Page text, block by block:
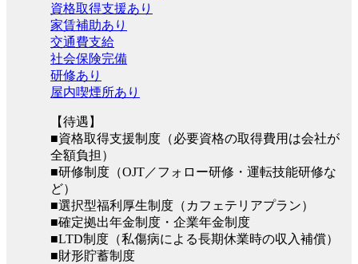
資格取得支援あり
家賃補助あり
交通費支給
社会保険完備
研修あり
屋内喫煙所あり
【待遇】
■資格取得支援制度（必要資格の取得費用は会社が
全額負担）
■研修制度（OJT／フォロー研修・運転技能研修な
ど）
■選択型福利厚生制度（カフェテリアプラン）
■確定拠出年金制度・企業年金制度
■LTD制度（私傷病による長期休業時の収入補償）
■財形貯蓄制度